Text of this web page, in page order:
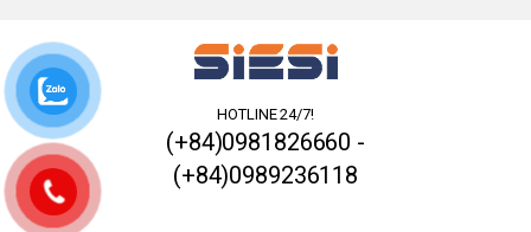
HOTLINE 24/7!
(+84)0981826660 -
(+84)0989236118